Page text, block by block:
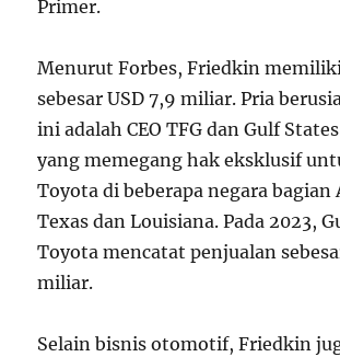
Primer.
Menurut Forbes, Friedkin
sebesar USD 7,9 miliar. Pria
ini adalah CEO TFG dan Gulf
yang memegang hak eksklusif
Toyota di beberapa negara bagian
Texas dan Louisiana. Pada 2023,
Toyota mencatat penjualan
miliar.
Selain bisnis otomotif, Friedkin